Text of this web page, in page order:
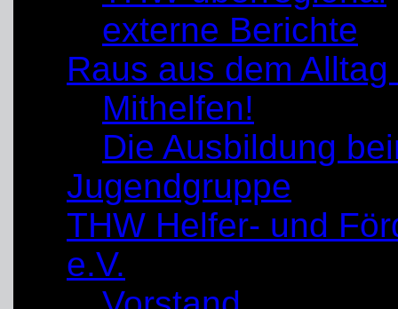
externe Berichte
Raus aus dem
Mithelfen!
Die Ausbildung
Jugendgruppe
THW Helfer- und
e.V.